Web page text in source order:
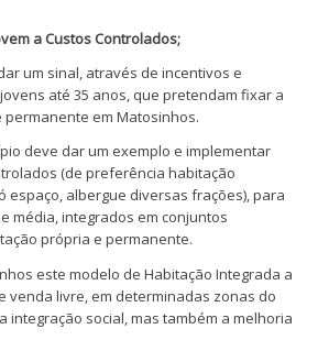
a Custos Controlados;
um sinal, através de incentivos e
até 35 anos, que pretendam fixar a
em Matosinhos.
deve dar um exemplo e implementar
(de preferência habitação
espaço, albergue diversas frações), para
média, integrados em conjuntos
própria e permanente.
este modelo de Habitação Integrada a
venda livre, em determinadas zonas do
integração social, mas também a melhoria